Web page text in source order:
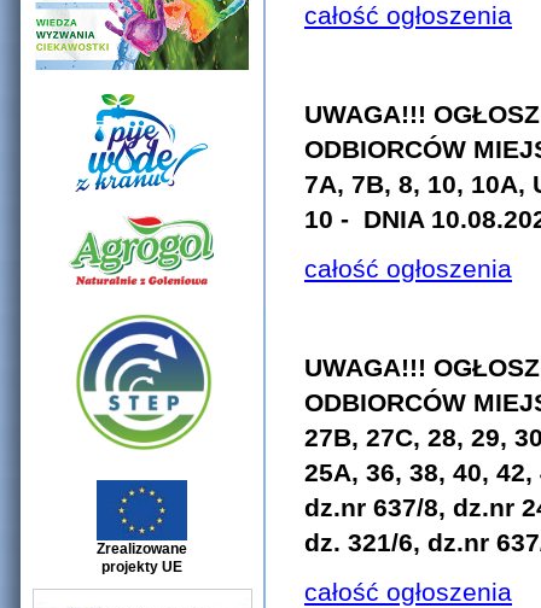
Zrealizowane
projekty UE
całość ogłoszenia
UWAGA!!!
ODBIORCÓW
7A, 7B, 8, 10, 10A,
10 - DNIA
całość ogłoszenia
UWAGA!!!
ODBIORCÓW
27B, 27C, 28, 29,
25A, 36, 38, 40,
dz.nr 637/8, dz.nr
dz. 321/6, dz.nr
całość ogłoszenia